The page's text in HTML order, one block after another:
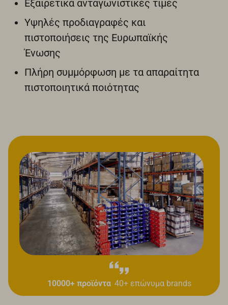
Εξαιρετικά ανταγωνιστικές τιμές
Υψηλές προδιαγραφές και
πιστοποιήσεις της Ευρωπαϊκής
Ένωσης
Πλήρη συμμόρφωση με τα απαραίτητα
πιστοποιητικά ποιότητας
10000+ προϊόντα 40+ επώνυμα brands